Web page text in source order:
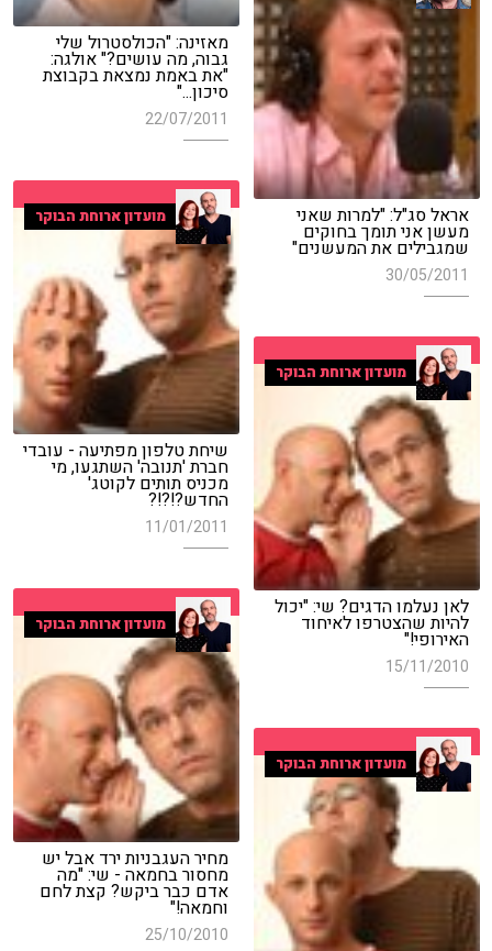
מאזינה: "הכולסטרול שלי
גבוה, מה עושים?" אולגה:
"את באמת נמצאת בקבוצת
סיכון..."
22/07/2011
אראל סג"ל: "למרות שאני
מעשן אני תומך בחוקים
שמגבילים את המעשנים"
30/05/2011
מועדון ארוחת הבוקר
שיחת טלפון מפתיעה - עובדי
חברת 'תנובה' השתגעו, מי
מכניס תותים לקוטג'
החדש?!?!?
11/01/2011
מועדון ארוחת הבוקר
לאן נעלמו הדגים? שי: "יכול
להיות שהצטרפו לאיחוד
האירופי!"
15/11/2010
מועדון ארוחת הבוקר
מחיר העגבניות ירד אבל יש
מחסור בחמאה - שי: "מה
אדם כבר ביקש? קצת לחם
וחמאה!"
25/10/2010
מועדון ארוחת הבוקר